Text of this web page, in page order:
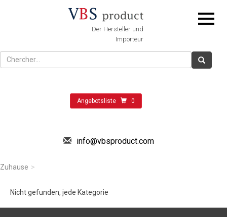
Der Hersteller und
Importeur
Angebotsliste 0
info@vbsproduct.com
Zuhause
Nicht gefunden, jede Kategorie